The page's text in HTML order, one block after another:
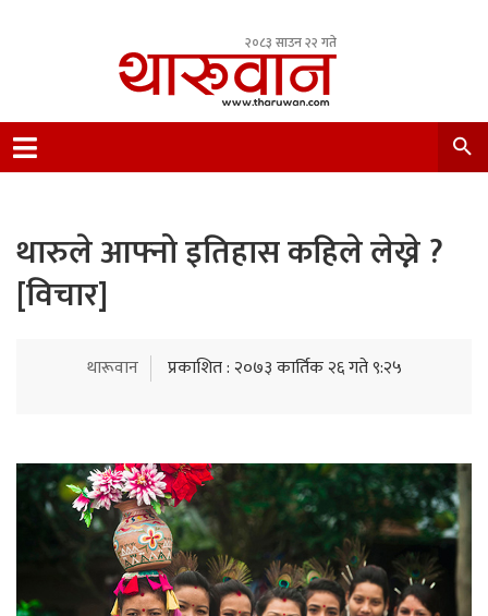
२०८३ साउन २२ गते
Nepal.
थारुले आफ्नो इतिहास कहिले लेख्ने ?
[विचार]
थारूवान प्रकाशित : २०७३ कार्तिक २६ गते ९:२५